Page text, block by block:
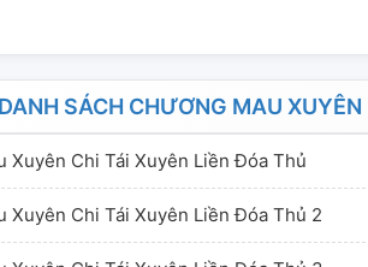
xoa xoa đào
tác giả tiểu
phẩm có bảo
DANH SÁCH CHƯƠNG MAU
Xuyên Chi Tái Xuyên Liền Đóa Thủ
Xuyên Chi Tái Xuyên Liền Đóa Thủ 2